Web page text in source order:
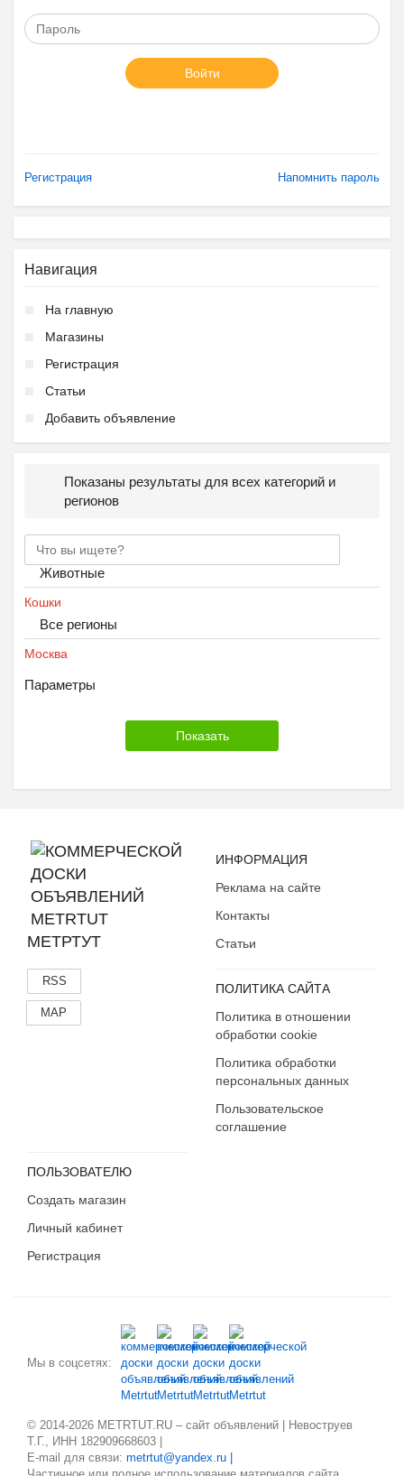
Войти
Регистрация Напомнить пароль
Навигация
На главную
Магазины
Регистрация
Статьи
Добавить объявление
Показаны результаты для всех категорий и
регионов
Животные
Кошки
Все регионы
Москва
Параметры
МЕТРТУТ
RSS
MAP
ИНФОРМАЦИЯ
Реклама на сайте
Контакты
Статьи
ПОЛИТИКА САЙТА
Политика в отношении
обработки cookie
Политика обработки
персональных данных
Пользовательское
соглашение
ПОЛЬЗОВАТЕЛЮ
Создать магазин
Личный кабинет
Регистрация
Мы в соцсетях:
© 2014-2026 METRTUT.RU – сайт объявлений | Невоструев
Т.Г., ИНН 182909668603 |
E-mail для связи: metrtut@yandex.ru |